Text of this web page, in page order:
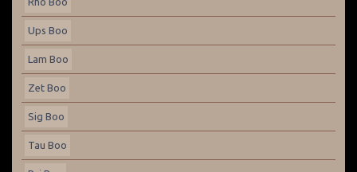
Ups Boo
Lam Boo
Zet Boo
Sig Boo
Tau Boo